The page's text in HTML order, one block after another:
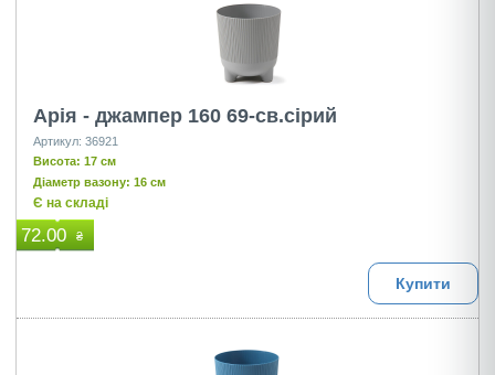
Арія - джампер 160 69-св.сірий
Артикул: 36921
Висота: 17 см
Діаметр вазону: 16 см
Є на складі
72.00 ₴
Купити